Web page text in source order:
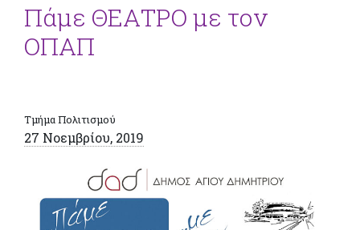
Πάμε ΘΕΑΤΡΟ με τον
ΟΠΑΠ
Τμήμα Πολιτισμού
27 Νοεμβρίου, 2019